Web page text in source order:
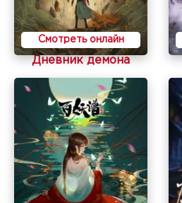
Смотреть онлайн
Дневник демона